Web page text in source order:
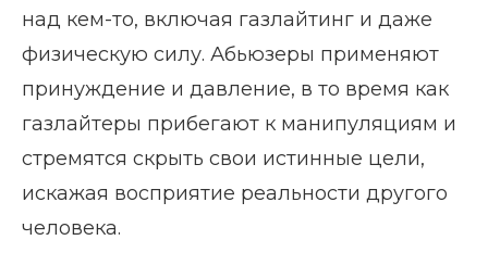
над кем-то, включая газлайтинг и даже
физическую силу. Абьюзеры применяют
принуждение и давление, в то время как
газлайтеры прибегают к манипуляциям и
стремятся скрыть свои истинные цели,
искажая восприятие реальности другого
человека.